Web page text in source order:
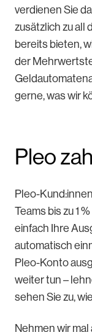
verdienen Sie
zusätzlich zu all
bereits bieten,
der
gerne, was wir
Pleo
Pleo-
Teams bis zu 1
einfach Ihre
automatisch
Pleo-Konto
weiter tun –
sehen Sie zu,
Nehmen wir